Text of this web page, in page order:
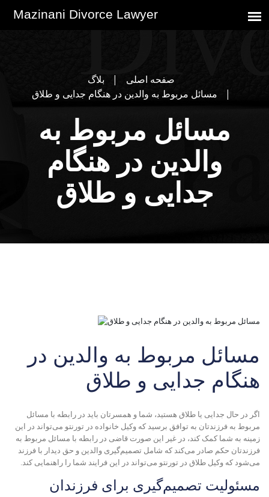
صفحه اصلی
بلاگ
مسائل مربوط به والدین در هنگام جدایی و طلاق
مسائل مربوط به
والدین در هنگام
جدایی و طلاق
مسائل مربوط به والدین در
هنگام جدایی و طلاق
اگر در حال جدایی یا طلاق هستید، شما و همسرتان باید در رابطه با مسائل
مربوط به فرزندتان به توافق برسید که وکیل خانواده در تورنتو می‌تواند در این
زمینه به شما کمک کند، در غیر این صورت قاضی در رابطه با مسائل مربوط به
فرزندتان حکم صادر می‌کند که شامل تصمیم‌گیری والدین و حق دیدار با فرزند
می‌شود که وکیل طلاق در تورنتو می‌تواند در این فرایند شما را راهنمایی کند.
مسئولیت تصمیم‌گیری برای فرزندان